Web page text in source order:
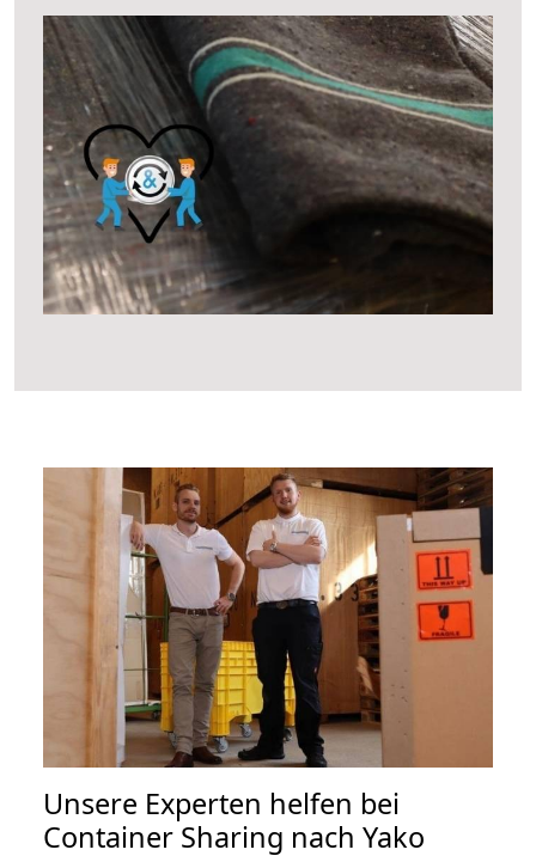
Unsere Experten helfen bei
Container Sharing nach Yako